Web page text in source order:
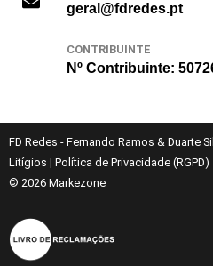
geral@fdredes.pt
CONTRIBUINTE
Nº Contribuinte:
FD Redes - Fernando Ramos & Duarte
Litígios | Política de Privacidade (RGPD)
© 2026 Markezone